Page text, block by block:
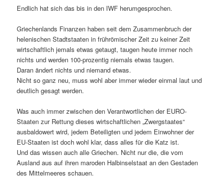
Endlich hat sich das bis in den IWF herumgesprochen.
Griechenlands Finanzen haben seit dem Zusammenbruch der
helenischen Stadtstaaten in frührömischer Zeit zu keiner Zeit
wirtschaftlich jemals etwas getaugt, taugen heute immer noch
nichts und werden 100-prozentig niemals etwas taugen.
Daran ändert nichts und niemand etwas.
Nicht so ganz neu, muss wohl aber immer wieder einmal laut und
deutlich gesagt werden.
Was auch immer zwischen den Verantwortlichen der EURO-
Staaten zur Rettung dieses wirtschaftlichen „Zwergstaates“
ausbaldowert wird, jedem Beteiligten und jedem Einwohner der
EU-Staaten ist doch wohl klar, dass alles für die Katz ist.
Und das wissen auch alle Griechen. Nicht nur die, die vom
Ausland aus auf ihren maroden Halbinselstaat an den Gestaden
des Mittelmeeres schauen.